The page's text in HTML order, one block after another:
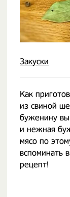
Закуски
Как
из свиной
буженину
и нежная
мясо по
вспоминать
рецепт!